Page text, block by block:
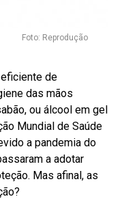
Foto: Reprodução
de
das mãos
ou álcool em gel
Mundial de Saúde
a pandemia do
a adotar
Mas afinal, as